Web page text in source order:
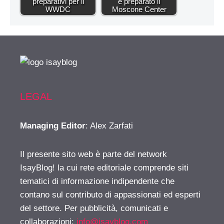
WWDC
Moscone Center
LEGAL
Managing Editor: Alex Zarfati
Il presente sito web è parte del network
IsayBlog! la cui rete editoriale comprende siti
tematici di informazione indipendente che
contano sul contributo di appassionati ed esperti
del settore. Per pubblicità, comunicati e
collaborazioni: info@isayblog.com